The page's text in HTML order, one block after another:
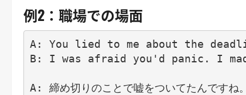
例2：職場での場面
A: You lied to me about the
B: I was afraid you'd panic. I
A: 締め切りのことで嘘をついてたんですね